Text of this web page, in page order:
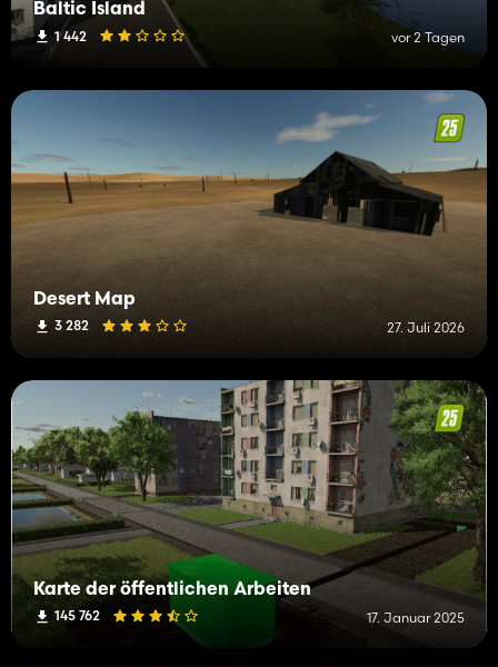
Baltic Island
1 442 vor 2 Tagen
Desert Map
3 282 27. Juli 2026
Karte der öffentlichen Arbeiten
145 762 17. Januar 2025